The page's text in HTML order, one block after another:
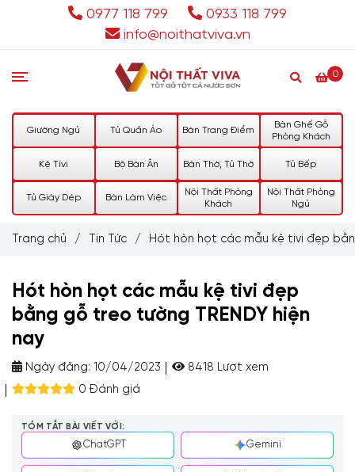
0977 118 799
0933 118 799
info@noithatviva.vn
0
Giường Ngủ Tủ Quần Áo Bàn Trang Điểm
Bàn Ghế Gỗ
Phòng Khách
Kệ Tivi Bộ Bàn Ăn Bàn Thờ, Tủ Thờ Tủ Bếp
Tủ Giày Dép Bàn Làm Việc
Nội Thất Phòng
Khách
Nội Thất Phòng
Ngủ
Trang chủ / Tin Tức / Hót hòn họt các mẫu kệ tivi đẹp
Hót hòn họt các mẫu kệ tivi đẹp
bằng gỗ treo tường TRENDY hiện
nay
Ngày đăng: 10/04/2023
8418 Lượt xem
0 Đánh giá
TÓM TẮT BÀI VIẾT VỚI:
ChatGPT Gemini